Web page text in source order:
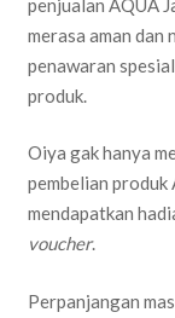
merasa aman dan
penawaran
produk.
Oiya gak hanya
pembelian produk
mendapatkan
voucher.
Perpanjangan